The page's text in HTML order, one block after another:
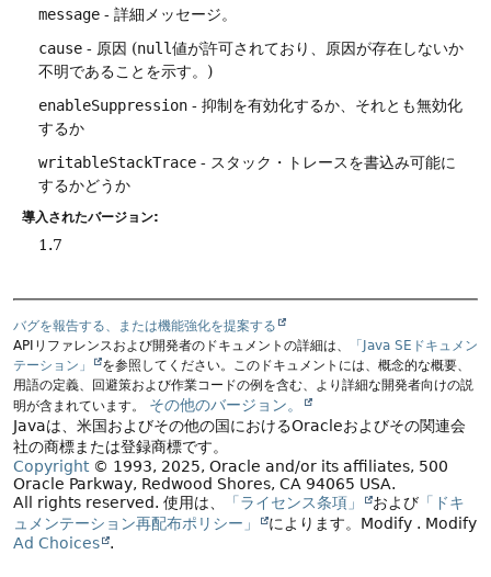
message - 詳細メッセージ。
cause - 原因 (null値が許可されており、原因が存在しないか
不明であることを示す。)
enableSuppression - 抑制を有効化するか、それとも無効化
するか
writableStackTrace - スタック・トレースを書込み可能に
するかどうか
導入されたバージョン:
1.7
バグを報告する、または機能強化を提案する
APIリファレンスおよび開発者のドキュメントの詳細は、
「Java SEドキュメン
テーション」
を参照してください。このドキュメントには、概念的な概要、
用語の定義、回避策および作業コードの例を含む、より詳細な開発者向けの説
明が含まれています。
その他のバージョン。
Javaは、米国およびその他の国におけるOracleおよびその関連会
社の商標または登録商標です。
Copyright© 1993, 2025, Oracle and/or its affiliates, 500
Oracle Parkway, Redwood Shores, CA 94065 USA.
All rights reserved. 使用は、 「ライセンス条項」 および 「ドキ
ュメンテーション再配布ポリシー」
によります。 Modify . Modify
Ad Choices
.